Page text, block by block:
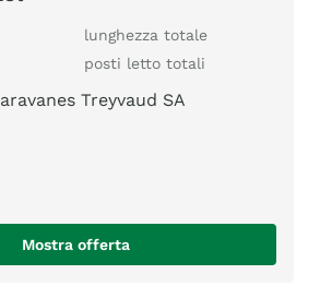
lunghezza totale
posti letto totali
Treyvaud SA
Mostra offerta